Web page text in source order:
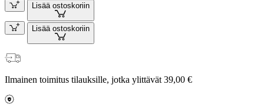
Lisää ostoskoriin
Lisää ostoskoriin
Ilmainen toimitus tilauksille, jotka ylittävät 39,00 €